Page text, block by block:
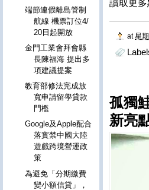
讀取更
at星
孤獨
新亮
端節連假離島管制
航線 機票訂位4/
20日起開放
金門工業會拜會縣
長陳福海 提出多
項建議提案
教育部修法完成放
寬申請留學貸款
門檻
Google及Apple配合
落實禁中國大陸
遊戲跨境營運政
策
為避免「分期繳費
變小額信貸」，